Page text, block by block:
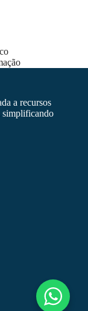
a recursos
simplificando